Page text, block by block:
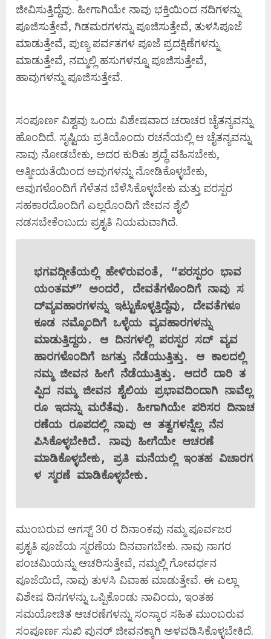
ಜೀವಿಸುತ್ತಿದ್ದೆವು. ಹೀಗಾಗಿಯೇ ನಾವು ಭಕ್ತಿಯಿಂದ ನದಿಗಳನ್ನು
ಪೂಜಿಸುತ್ತೇವೆ, ಗಿಡಮರಗಳನ್ನು ಪೂಜಿಸುತ್ತೇವೆ, ತುಳಸಿಪೂಜೆ
ಮಾಡುತ್ತೇವೆ, ಪುಣ್ಯ ಪರ್ವತಗಳ ಪೂಜೆ ಪ್ರದಕ್ಷಿಣೆಗಳನ್ನು
ಮಾಡುತ್ತೇವೆ, ನಮ್ಮಲ್ಲಿ ಹಸುಗಳನ್ನೂ ಪೂಜಿಸುತ್ತೇವೆ,
ಹಾವುಗಳನ್ನು ಪೂಜಿಸುತ್ತೇವೆ.
ಸಂಪೂರ್ಣ ವಿಶ್ವವು ಒಂದು ವಿಶೇಷವಾದ ಚರಾಚರ ಚೈತನ್ಯವನ್ನು
ಹೊಂದಿದೆ. ಸೃಷ್ಟಿಯ ಪ್ರತಿಯೊಂದು ರಚನೆಯಲ್ಲಿ ಆ ಚೈತನ್ಯವನ್ನು
ನಾವು ನೋಡಬೇಕು, ಅದರ ಕುರಿತು ಶ್ರದ್ಧೆ ವಹಿಸಬೇಕು,
ಆತ್ಮೀಯತೆಯಿಂದ ಅವುಗಳನ್ನು ನೋಡಿಕೊಳ್ಳಬೇಕು,
ಅವುಗಳೊಂದಿಗೆ ಗೆಳೆತನ ಬೆಳೆಸಿಕೊಳ್ಳಬೇಕು ಮತ್ತು ಪರಸ್ಪರ
ಸಹಕಾರದೊಂದಿಗೆ ಎಲ್ಲರೊಂದಿಗೆ ಜೀವನ ಶೈಲಿ
ನಡಸಬೇಕೆಂಬುದು ಪ್ರಕೃತಿ ನಿಯಮವಾಗಿದೆ.
ಭಗವದ್ಗೀತೆಯಲ್ಲಿ ಹೇಳಿರುವಂತೆ, “ಪರಸ್ಪರಂ ಭಾವ
ಯಂತಮ್” ಅಂದರೆ, ದೇವತೆಗಳೊಂದಿಗೆ ನಾವು ಸ
ದ್‌ವ್ಯವಹಾರಗಳನ್ನು ಇಟ್ಟುಕೊಳ್ಳತ್ತಿದ್ದೆವು, ದೇವತೆಗಳೂ
ಕೂಡ ನಮ್ಮೊಂದಿಗೆ ಒಳ್ಳೆಯ ವ್ಯವಹಾರಗಳನ್ನು
ಮಾಡುತ್ತಿದ್ದರು. ಆ ದಿನಗಳಲ್ಲಿ ಪರಸ್ಪರ ಸದ್‌ ವ್ಯವ
ಹಾರಗಳೊಂದಿಗೆ ಜಗತ್ತು ನೆಡೆಯುತ್ತಿತ್ತು. ಆ ಕಾಲದಲ್ಲಿ
ನಮ್ಮ ಜೀವನ ಹೀಗೆ ನೆಡೆಯುತ್ತಿತ್ತು. ಆದರೆ ದಾರಿ ತ
ಪ್ಪಿದ ನಮ್ಮ ಜೀವನ ಶೈಲಿಯ ಪ್ರಭಾವದಿಂದಾಗಿ ನಾವೆಲ್ಲ
ರೂ ಇದನ್ನು ಮರೆತೆವು. ಹೀಗಾಗಿಯೇ ಪರಿಸರ ದಿನಾಚ
ರಣೆಯ ರೂಪದಲ್ಲಿ ನಾವು ಆ ತತ್ವಗಳನ್ನೆಲ್ಲ ನೆನ
ಪಿಸಿಕೊಳ್ಳಬೇಕಿದೆ. ನಾವು ಹೀಗೆಯೇ ಆಚರಣೆ
ಮಾಡಿಕೊಳ್ಳಬೇಕು, ಪ್ರತಿ ಮನೆಯಲ್ಲಿ ಇಂತಹ ವಿಚಾರಗ
ಳ ಸ್ಮರಣೆ ಮಾಡಿಕೊಳ್ಳಬೇಕು.
ಮುಂಬರುವ ಆಗಸ್ಟ್‌ 30 ರ ದಿನಾಂಕವು ನಮ್ಮ ಪೂರ್ವಜರ
ಪ್ರಕೃತಿ ಪೂಜೆಯ ಸ್ಮರಣೆಯ ದಿನವಾಗಬೇಕು. ನಾವು ನಾಗರ
ಪಂಚಮಿಯನ್ನು ಆಚರಿಸುತ್ತೇವೆ, ನಮ್ಮಲ್ಲಿ ಗೋವರ್ಧನ
ಪೂಜೆಯಿದೆ, ನಾವು ತುಳಸಿ ವಿವಾಹ ಮಾಡುತ್ತೇವೆ. ಈ ಎಲ್ಲಾ
ವಿಶೇಷ ದಿನಗಳನ್ನು ಒಪ್ಪಿಕೊಂಡು ನಾವಿಂದು, ಇಂತಹ
ಸಮಯೋಚಿತ ಆಚರಣೆಗಳನ್ನು ಸಂಸ್ಕಾರ ಸಹಿತ ಮುಂಬರುವ
ಸಂಪೂರ್ಣ ಸುಖಿ ಪುನರ್‌ ಜೀವನಕ್ಕಾಗಿ ಅಳವಡಿಸಿಕೊಳ್ಳಬೇಕಿದೆ.